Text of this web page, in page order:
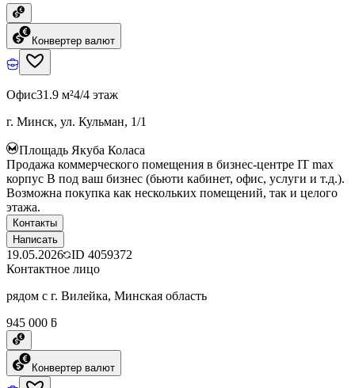
Конвертер валют
Офис31.9 м²4/4 этаж
г. Минск, ул. Кульман, 1/1
Площадь Якуба Коласа
Продажа коммерческого помещения в бизнес-центре IT max
корпус B под ваш бизнес (бьюти кабинет, офис, услуги и т.д.).
Возможна покупка как нескольких помещений, так и целого
этажа.
Контакты
Написать
19.05.2026 ID 4059372
Контактное лицо
рядом с г. Вилейка, Минская область
945 000 ƃ
Конвертер валют